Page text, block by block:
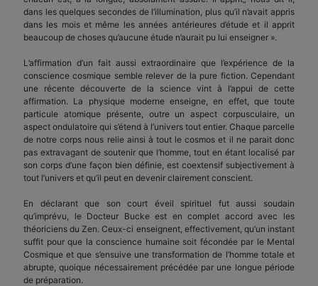
dans les quelques secondes de l’illumination, plus qu’il n’avait appris
dans les mois et même les années antérieures d’étude et il apprit
beaucoup de choses qu’aucune étude n’aurait pu lui enseigner ».
L’affirmation d’un fait aussi extraordinaire que l’expérience de la
conscience cosmique semble relever de la pure fiction. Cependant
une récente découverte de la science vint à l’appui de cette
affirmation. La physique moderne enseigne, en effet, que toute
particule atomique présente, outre un aspect corpusculaire, un
aspect ondulatoire qui s’étend à l’univers tout entier. Chaque parcelle
de notre corps nous relie ainsi à tout le cosmos et il ne parait donc
pas extravagant de soutenir que l’homme, tout en étant localisé par
son corps d’une façon bien définie, est coextensif subjectivement à
tout l’univers et qu’il peut en devenir clairement conscient.
En déclarant que son court éveil spirituel fut aussi soudain
qu’imprévu, le Docteur Bucke est en complet accord avec les
théoriciens du Zen. Ceux-ci enseignent, effectivement, qu’un instant
suffit pour que la conscience humaine soit fécondée par le Mental
Cosmique et que s’ensuive une transformation de l’homme totale et
abrupte, quoique nécessairement précédée par une longue période
de préparation.